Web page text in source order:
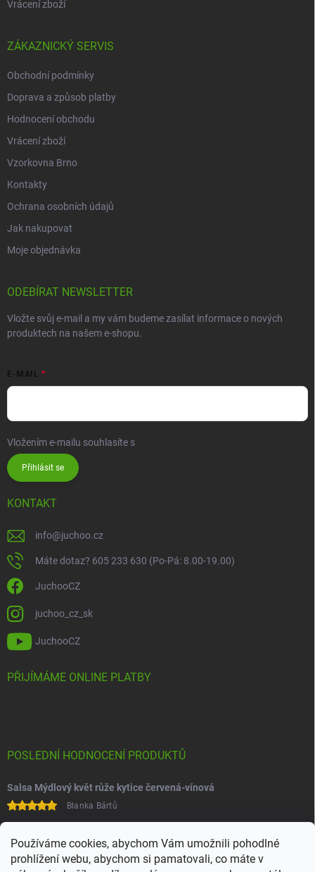
Používáme cookies, abychom Vám umožnili pohodlné
prohlížení webu, abychom si pamatovali, co máte v
Vrácení zboží
ZÁKAZNICKÝ SERVIS
Obchodní podmínky
Doprava a způsob platby
Hodnocení obchodu
Vrácení zboží
Vzorkovna Brno
Kontakty
Ochrana osobních údajů
Jak nakupovat
Moje objednávka
ODEBÍRAT NEWSLETTER
Vložte svůj e-mail a my vám budeme zasílat informace o nových
produktech na našem e-shopu.
E-MAIL
Vložením e-mailu souhlasíte s
Přihlásit se
KONTAKT
info@juchoo.cz
Máte dotaz? 605 233 630 (Po-Pá: 8.00-19.00)
JuchooCZ
juchoo_cz_sk
JuchooCZ
PŘIJÍMÁME ONLINE PLATBY
POSLEDNÍ HODNOCENÍ PRODUKTŮ
Salsa Mýdlový květ růže kytice červená-vínová
Blanka Bártů